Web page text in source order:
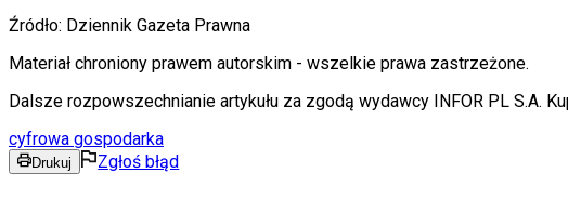
Źródło: Dziennik Gazeta Prawna
Materiał chroniony prawem autorskim - wszelkie prawa zastrzeżone.
Dalsze rozpowszechnianie artykułu za zgodą wydawcy INFOR PL S.A.
cyfrowa gospodarka
Drukuj Zgłoś błąd